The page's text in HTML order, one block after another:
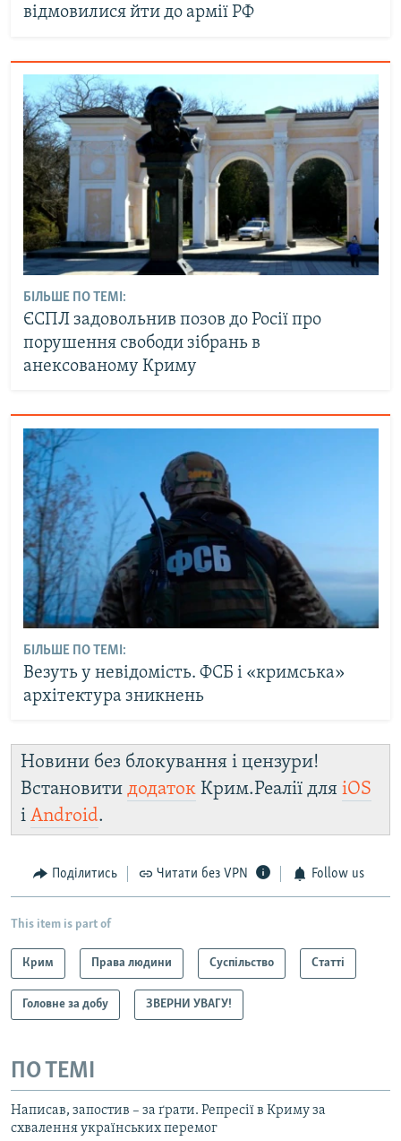
відмовилися йти до армії РФ
БІЛЬШЕ ПО ТЕМІ:
ЄСПЛ задовольнив позов до Росії про
порушення свободи зібрань в
анексованому Криму
БІЛЬШЕ ПО ТЕМІ:
Везуть у невідомість. ФСБ і «кримська»
архітектура зникнень
Новини без блокування і цензури!
Встановити додаток Крим.Реалії для iOS
і Android.
Поділитись Читати без VPN Follow us
This item is part of
Крим Права людини Суспільство Статті
Головне за добу ЗВЕРНИ УВАГУ!
ПО ТЕМІ
Написав, запостив – за ґрати. Репресії в Криму за
схвалення українських перемог